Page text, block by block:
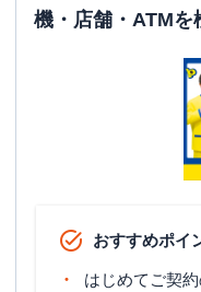
機・店舗・ATMを
おすすめポイ
はじめてご契